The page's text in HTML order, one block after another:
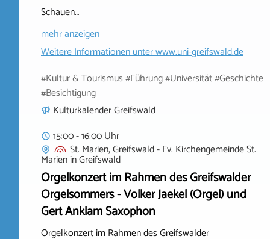
Schauen…
mehr anzeigen
Weitere Informationen unterwww.uni-greifswald.de
#Kultur & Tourismus #Führung #Universität #Geschichte
#Besichtigung
Kulturkalender Greifswald
15:00 - 16:00 Uhr
St. Marien, Greifswald - Ev. Kirchengemeinde St.
MarieninGreifswald
Orgelkonzert im Rahmen des Greifswalder
Orgelsommers - Volker Jaekel (Orgel) und
Gert Anklam Saxophon
Orgelkonzert im Rahmen des Greifswalder